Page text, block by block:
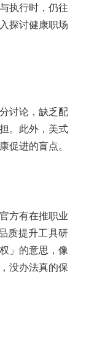
执行时，仍往
探讨健康职场
讨论，缺乏配
。此外，美式
进的盲点。
方有在推职业
质提升工具研
」的意思，像
没办法真的保